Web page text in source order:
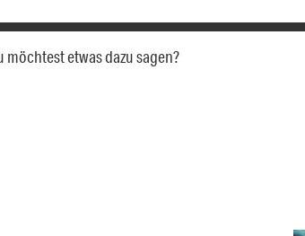
möchtest etwas dazu sagen?